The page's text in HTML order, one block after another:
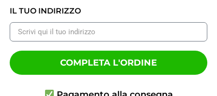
IL TUO INDIRIZZO
COMPLETA L'ORDINE